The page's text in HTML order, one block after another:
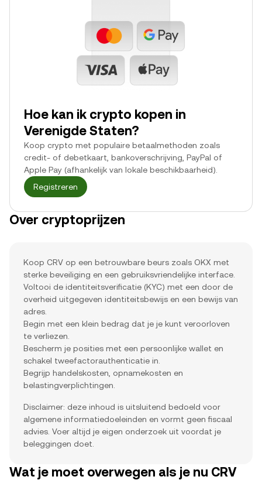
Hoe kan ik crypto kopen in
Verenigde Staten?
Koop crypto met populaire betaalmethoden zoals
credit- of debetkaart, bankoverschrijving, PayPal of
Apple Pay (afhankelijk van lokale beschikbaarheid).
Registreren
Over cryptoprijzen
Koop CRV op een betrouwbare beurs zoals OKX met
sterke beveiliging en een gebruiksvriendelijke interface.
Voltooi de identiteitsverificatie (KYC) met een door de
overheid uitgegeven identiteitsbewijs en een bewijs van
adres.
Begin met een klein bedrag dat je je kunt veroorloven
te verliezen.
Bescherm je posities met een persoonlijke wallet en
schakel tweefactorauthenticatie in.
Begrijp handelskosten, opnamekosten en
belastingverplichtingen.
Disclaimer: deze inhoud is uitsluitend bedoeld voor
algemene informatiedoeleinden en vormt geen fiscaal
advies. Voer altijd je eigen onderzoek uit voordat je
beleggingen doet.
Wat je moet overwegen als je nu CRV